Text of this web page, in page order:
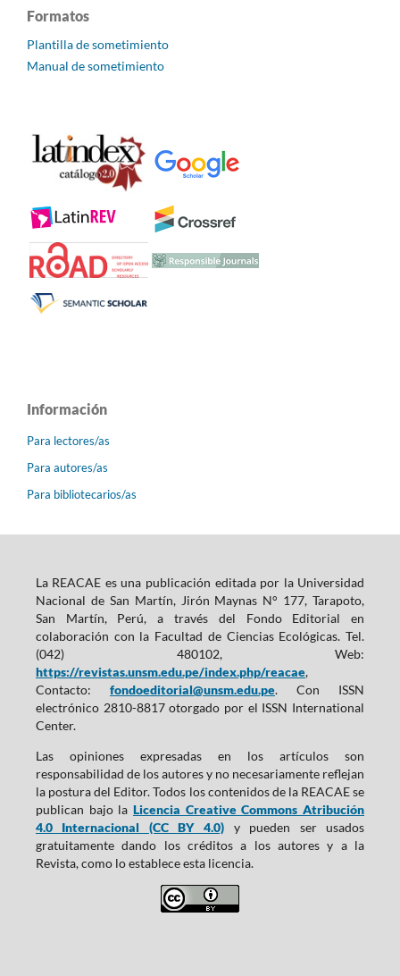
Formatos
Plantilla de sometimiento
Manual de sometimiento
Información
Para lectores/as
Para autores/as
Para bibliotecarios/as
La REACAE es una publicación editada por la Universidad
Nacional de San Martín, Jirón Maynas N° 177, Tarapoto,
San Martín, Perú, a través del Fondo Editorial en
colaboración con la Facultad de Ciencias Ecológicas. Tel.
(042) 480102, Web:
https://revistas.unsm.edu.pe/index.php/reacae,
Contacto: fondoeditorial@unsm.edu.pe. Con ISSN
electrónico 2810-8817 otorgado por el ISSN International
Center.
Las opiniones expresadas en los artículos son
responsabilidad de los autores y no necesariamente reflejan
la postura del Editor. Todos los contenidos de la REACAE se
publican bajo la Licencia Creative Commons Atribución
4.0 Internacional (CC BY 4.0) y pueden ser usados
gratuitamente dando los créditos a los autores y a la
Revista, como lo establece esta licencia.